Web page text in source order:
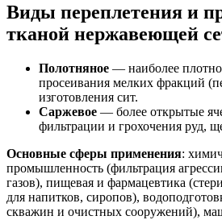
Виды переплетения и
тканой нержавеющей
Полотняное — наиболее
просеивания мелких фракций
изготовления сит.
Саржевое — более открытые
фильтрации и грохочения руд,
Основные сферы применения:
промышленность (фильтрация
газов), пищевая и фармацевтика
для напитков, сиропов),
скважин и очистных сооружений),